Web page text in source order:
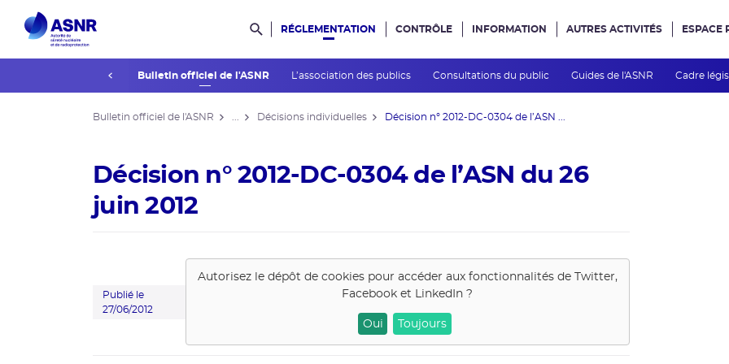
Rechercher dans le site
RÉGLEMENTATION
La réglementation Bulletin officiel de l'ASNR L’association des publics Consultations du public Guides de l'ASNR Cadre
CONTRÔLE INFORMATION AUTRES ACTIVITÉS ESPACE
Bulletin officiel de l'ASNR Décisions individuelles Décision n° 2012-DC-0304 de l’ASN ...
Décision n° 2012-DC-0304 de l’ASN du 26
juin 2012
Publié le
27/06/2012
Autorisez le dépôt de cookies pour accéder aux fonctionnalités de
Twitter,
Facebook et LinkedIn ?
Oui Toujours